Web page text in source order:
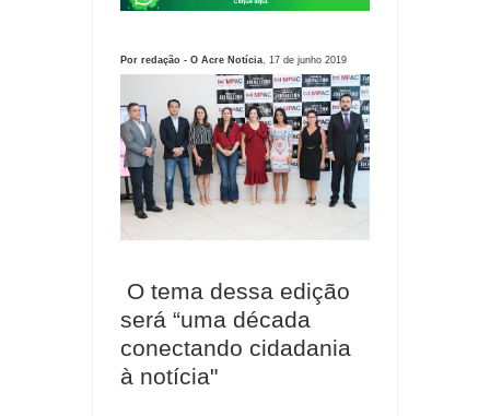
Por redação - O Acre Notícia , 17 de junho 2019
O tema dessa edição
será “uma década
conectando cidadania
à notícia"